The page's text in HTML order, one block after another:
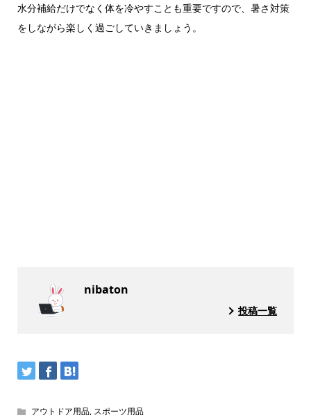
水分補給だけでなく体を冷やすことも重要ですので、暑さ対策
をしながら楽しく過ごしていきましょう。
nibaton
投稿一覧
アウトドア用品, スポーツ用品